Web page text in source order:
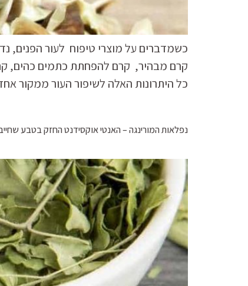
כשמדברים על מוצרי טיפוח לעור הפנים,
קרם מבהיר, קרם להפחתת כתמים כהים,
כל היתרונות האלה לשיפור העור ממקור
נפלאות המורינגה – האנטי אוקסידנט החזק בטבע